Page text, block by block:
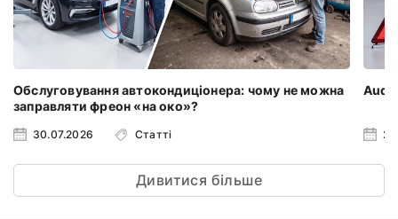
Обслуговування автокондиціонера: чому не можна
заправляти фреон «на око»?
30.07.2026 Статті
Audi
Дивитися більше